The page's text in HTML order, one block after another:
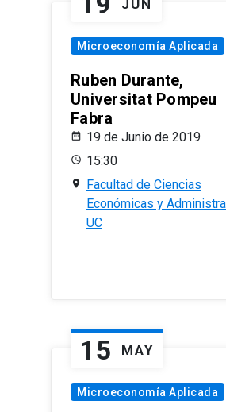
JUN
Microeconomía Aplicada
Ruben Durante,
Universitat Pompeu
Fabra
19 de Junio de 2019
15:30
Facultad de Ciencias
Económicas y
UC
15 MAY
Microeconomía Aplicada